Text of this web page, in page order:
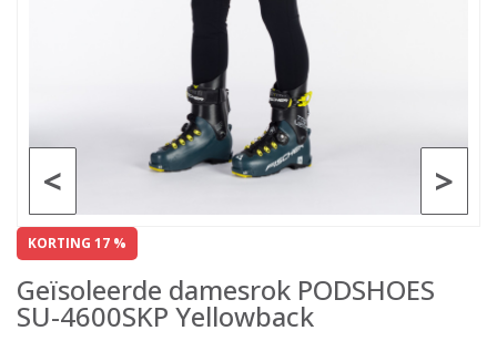
>
<
KORTING 17 %
Geïsoleerde damesrok PODSHOES
SU-4600SKP Yellowback